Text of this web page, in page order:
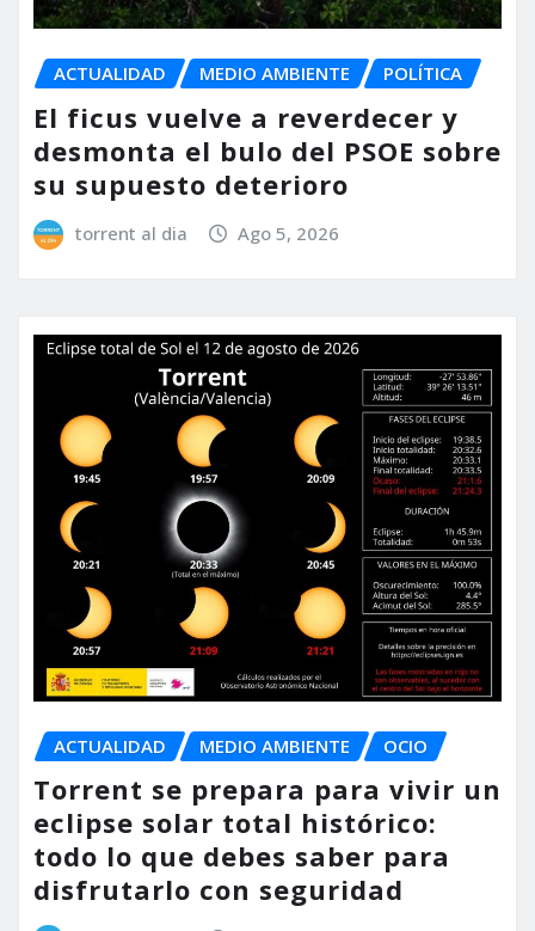
ACTUALIDAD MEDIO AMBIENTE POLÍTICA
El ficus vuelve a reverdecer y
desmonta el bulo del PSOE sobre
su supuesto deterioro
torrent al dia Ago 5, 2026
ACTUALIDAD MEDIO AMBIENTE OCIO
Torrent se prepara para vivir un
eclipse solar total histórico:
todo lo que debes saber para
disfrutarlo con seguridad